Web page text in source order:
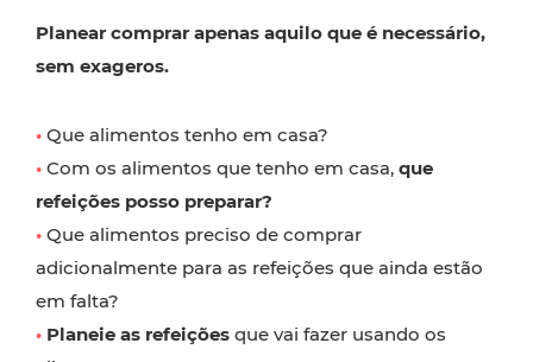
Planear comprar apenas aquilo que é necessário,
sem exageros.
• Que alimentos tenho em casa?
• Com os alimentos que tenho em casa, que
refeições posso preparar?
• Que alimentos preciso de comprar
adicionalmente para as refeições que ainda estão
em falta?
• Planeie as refeições que vai fazer usando os